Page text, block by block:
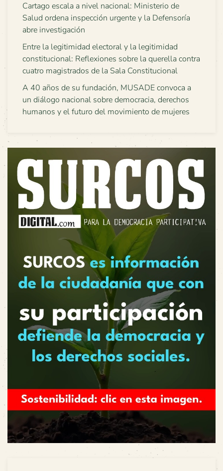
Cartago escala a nivel nacional: Ministerio de
Salud ordena inspección urgente y la Defensoría
abre investigación
Entre la legitimidad electoral y la legitimidad
constitucional: Reflexiones sobre la querella contra
cuatro magistrados de la Sala Constitucional
A 40 años de su fundación, MUSADE convoca a
un diálogo nacional sobre democracia, derechos
humanos y el futuro del movimiento de mujeres